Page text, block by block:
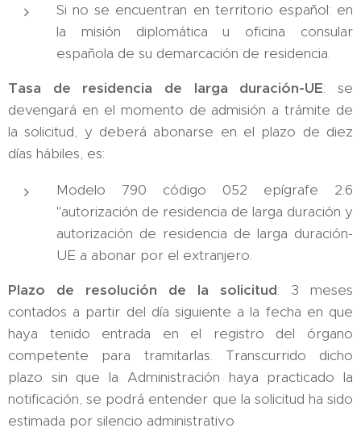
Si no se encuentran en territorio español: en
la misión diplomática u oficina consular
española de su demarcación de residencia.
Tasa de residencia de larga duración-UE: se
devengará en el momento de admisión a trámite de
la solicitud, y deberá abonarse en el plazo de diez
días hábiles, es:
Modelo 790 código 052 epígrafe 2.6
"autorización de residencia de larga duración y
autorización de residencia de larga duración-
UE a abonar por el extranjero.
Plazo de resolución de la solicitud: 3 meses
contados a partir del día siguiente a la fecha en que
haya tenido entrada en el registro del órgano
competente para tramitarlas. Transcurrido dicho
plazo sin que la Administración haya practicado la
notificación, se podrá entender que la solicitud ha sido
estimada por silencio administrativo